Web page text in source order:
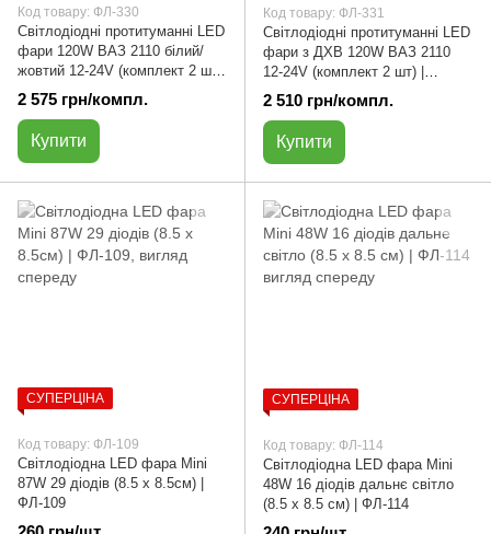
Код товару: ФЛ-330
Світлодіодні протитуманні LED
фари 120W ВАЗ 2110 білий/
жовтий 12-24V (комплект 2 шт)
| ФЛ-330
2 575 грн/компл.
Купити
Код товару: ФЛ-331
Світлодіодні протитуманні LED
фари з ДХВ 120W ВАЗ 2110
12-24V (комплект 2 шт) |
ФЛ-331
2 510 грн/компл.
Купити
СУПЕРЦІНА
Код товару: ФЛ-109
Світлодіодна LED фара Mini
87W 29 діодів (8.5 х 8.5см) |
ФЛ-109
СУПЕРЦІНА
Код товару: ФЛ-114
Світлодіодна LED фара Мini
48W 16 діодів дальнє світло
(8.5 х 8.5 см) | ФЛ-114